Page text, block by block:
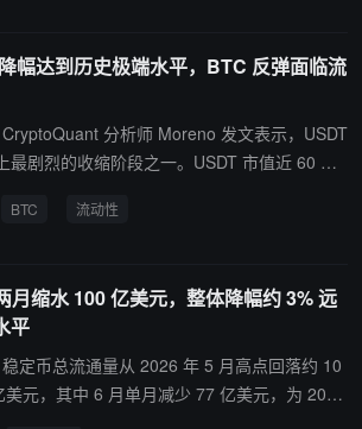
幅达到历史极端水平，BTC 反弹面临流
分析师 Moreno 发文表示，USDT
最剧烈的收缩阶段之一。USDT 市值近 60 日
内 USDT 供应量减少约 8.7 亿美元，表明这
需求疲软、市场回调和风险偏好下降。不过，
之间的相关性并不能证明直接因果关系，二
避情绪影响，赎回压力与现货抛售同步出现。
事件，而是在市场主要流动性来源之一持续
BTC 流动性
月缩水 100 亿美元，整体降幅约 3% 远
平
定币总流通量从 2026 年 5 月高点回落约 10
元，其中 6 月单月减少 77 亿美元，为 2022